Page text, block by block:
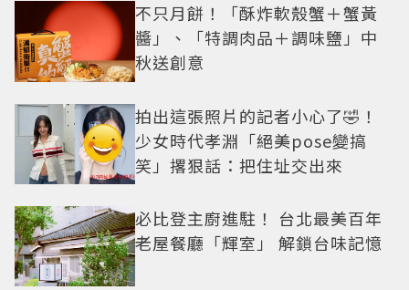
不只月餅！「酥炸軟殼蟹＋蟹黃
醬」、「特調肉品＋調味鹽」中
秋送創意
拍出這張照片的記者小心了🤣！
少女時代孝淵「絕美pose變搞
笑」撂狠話：把住址交出來
必比登主廚進駐！ 台北最美百年
老屋餐廳「輝室」 解鎖台味記憶